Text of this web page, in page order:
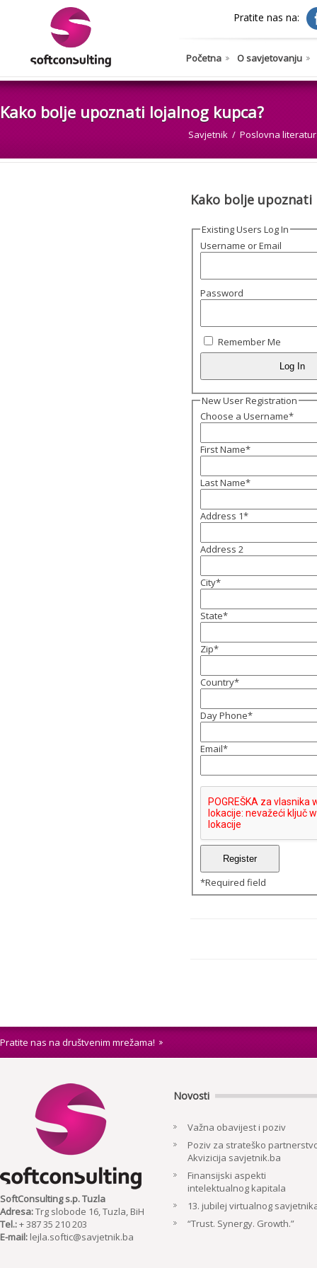
Pratite nas na:
Početna O savjetovanju
Kako bolje upoznati lojalnog kupca?
Savjetnik Poslovna
Kako bolje upoznati
Existing Users Log In
Username or Email
Password
Remember Me
New User Registration
Choose a Username*
First Name*
Last Name*
Address 1*
Address 2
City*
State*
Zip*
Country*
Day Phone*
Email*
*Required field
Pratite nas na društvenim mrežama!
SoftConsulting s.p. Tuzla
Adresa:Trg slobode 16, Tuzla, BiH
Tel.:+ 387 35 210 203
E-mail: lejla.softic@savjetnik.ba
Novosti
Važna obavijest i poziv
Poziv za strateško
Akvizicija savjetnik.ba
Finansijski aspekti
intelektualnog kapitala
13. jubilej virtualnog
“Trust. Synergy. Growth.”